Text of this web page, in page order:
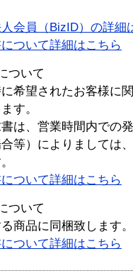
会員（BizID）の詳細
ついて詳細はこちら
ついて
希望されたお客様に
す。
は、営業時間内での
等）によりましては
ついて詳細はこちら
ついて
商品に同梱致します。
ついて詳細はこちら